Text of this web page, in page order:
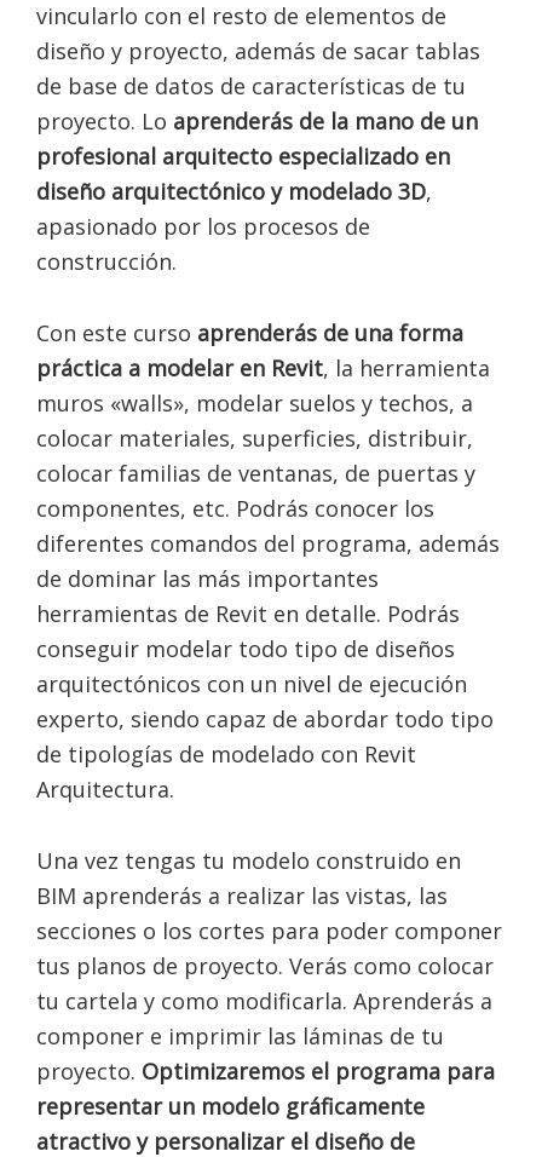
vincularlo con el resto de elementos de
diseño y proyecto, además de sacar tablas
de base de datos de características de tu
proyecto. Lo aprenderás de la mano de un
profesional arquitecto especializado en
diseño arquitectónico y modelado 3D,
apasionado por los procesos de
construcción.
Con este curso aprenderás de una forma
práctica a modelar en Revit, la herramienta
muros «walls», modelar suelos y techos, a
colocar materiales, superficies, distribuir,
colocar familias de ventanas, de puertas y
componentes, etc. Podrás conocer los
diferentes comandos del programa, además
de dominar las más importantes
herramientas de Revit en detalle. Podrás
conseguir modelar todo tipo de diseños
arquitectónicos con un nivel de ejecución
experto, siendo capaz de abordar todo tipo
de tipologías de modelado con Revit
Arquitectura.
Una vez tengas tu modelo construido en
BIM aprenderás a realizar las vistas, las
secciones o los cortes para poder componer
tus planos de proyecto. Verás como colocar
tu cartela y como modificarla. Aprenderás a
componer e imprimir las láminas de tu
proyecto. Optimizaremos el programa para
representar un modelo gráficamente
atractivo y personalizar el diseño de